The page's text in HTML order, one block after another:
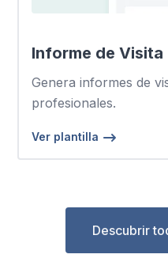
Informe de Visita
Genera informes de
profesionales.
Ver plantilla
Descubrir